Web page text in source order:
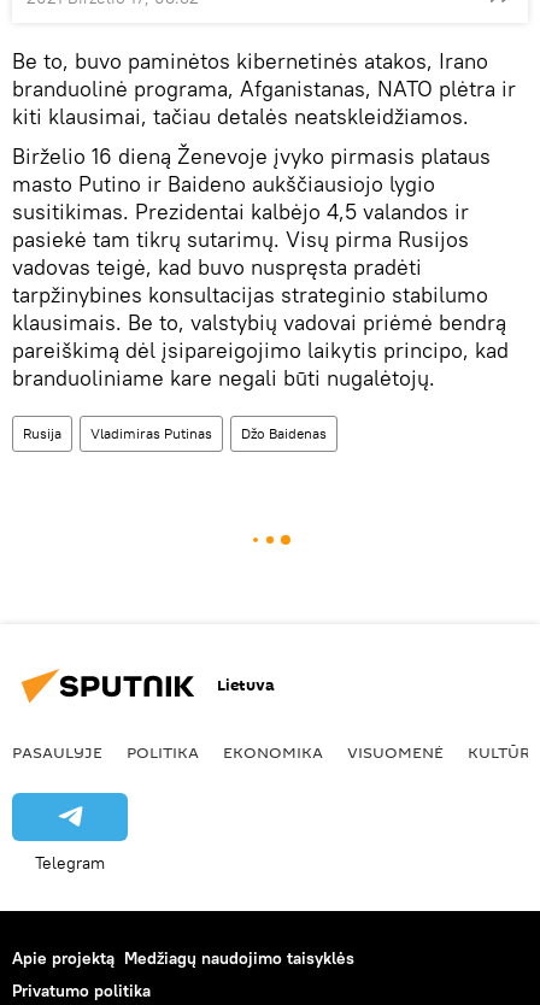
Be to, buvo paminėtos kibernetinės atakos, Irano
branduolinė programa, Afganistanas, NATO plėtra ir
kiti klausimai, tačiau detalės neatskleidžiamos.
Birželio 16 dieną Ženevoje įvyko pirmasis plataus
masto Putino ir Baideno aukščiausiojo lygio
susitikimas. Prezidentai kalbėjo 4,5 valandos ir
pasiekė tam tikrų sutarimų. Visų pirma Rusijos
vadovas teigė, kad buvo nuspręsta pradėti
tarpžinybines konsultacijas strateginio stabilumo
klausimais. Be to, valstybių vadovai priėmė bendrą
pareiškimą dėl įsipareigojimo laikytis principo, kad
branduoliniame kare negali būti nugalėtojų.
Rusija Vladimiras Putinas Džo Baidenas
Lietuva
PASAULYJE POLITIKA EKONOMIKA VISUOMENĖ KULTŪRA
Telegram
Apie projektą Medžiagų naudojimo taisyklės
Privatumo politika